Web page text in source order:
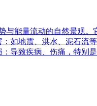
能量流动的自然景观
如地震、洪水、泥石流
导致疾病、伤痛，特别